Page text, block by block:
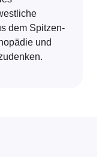
dem Spitzen-
und